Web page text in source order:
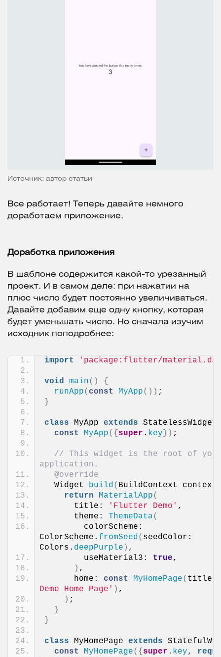
Источник: автор статьи
Все работает! Теперь давайте немного
доработаем приложение.
Доработка приложения
В шаблоне содержится какой-то урезанный
проект. И в самом деле: при нажатии на
плюс число будет постоянно увеличиваться.
Давайте добавим еще одну кнопку, которая
будет уменьшать число. Но сначала изучим
исходник поподробнее:
import 'package:flutter/
void main()
{
runApp( const MyApp()) ;
}
class MyApp extends
const
MyApp({ super . key }) ;
// This widget is the root of
application.
@override
  Widget
build( BuildContext context
return
MaterialApp(
      title:
'Flutter Demo' ,
      theme:
ThemeData(
        colorScheme:
ColorScheme. fromSeed( seedColor:
Colors. deepPurple ) ,
        useMaterial3:
true,
) ,
      home:
const MyHomePage(
Demo Home Page' ) ,
) ;
}
}
class MyHomePage extends
const
MyHomePage({ super . key,